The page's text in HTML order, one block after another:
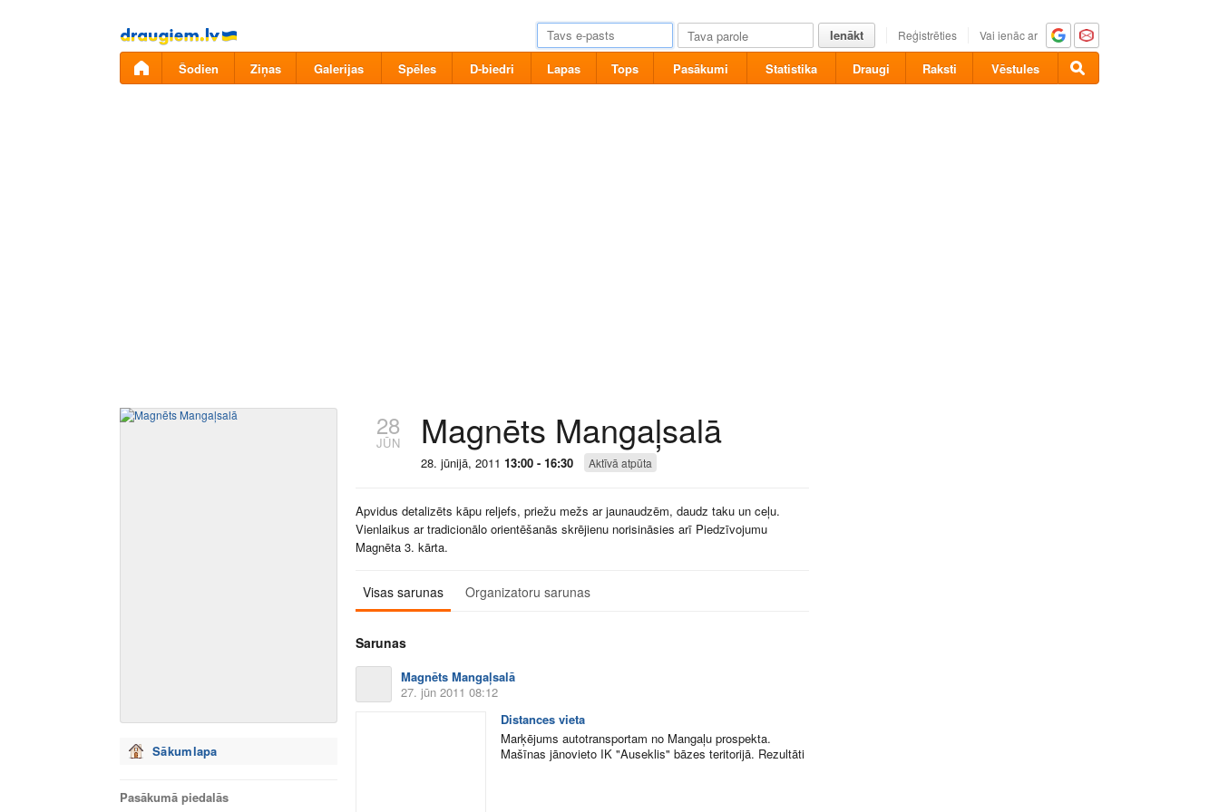
Pāriet
uz
saturu
Ienākt Reģistrēties Vai ienāc ar
Šodien Ziņas Galerijas Spēles D-biedri Lapas Tops Pasākumi Statistika Draugi Raksti Vēstules
Sākumlapa
Pasākumā piedalās
28
JŪN Magnēts Mangaļsalā
28. jūnijā, 2011 13:00 - 16:30 Aktīvā atpūta
Apvidus detalizēts kāpu reljefs, priežu mežs ar jaunaudzēm, daudz taku un ceļu.
Vienlaikus ar tradicionālo orientēšanās skrējienu norisināsies arī Piedzīvojumu
Magnēta 3. kārta.
Visas sarunas Organizatoru sarunas
Sarunas
Magnēts Mangaļsalā
27. jūn 2011 08:12
Distances vieta
Marķējums autotransportam no Mangaļu prospekta.
Mašīnas jānovieto IK "Auseklis" bāzes teritorijā. Rezultāti